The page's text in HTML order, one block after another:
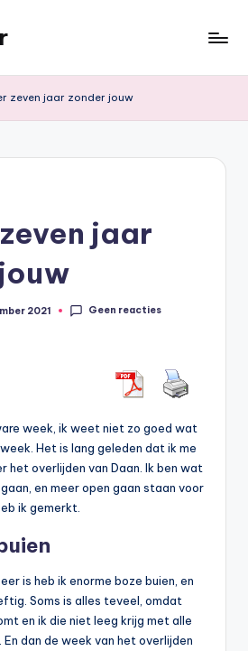
zeven jaar zonder jouw
jaar
2021
Geen reacties
week, ik weet niet zo goed wat
Het is lang geleden dat ik me
het overlijden van Daan. Ik ben wat
en meer open gaan staan voor
ik gemerkt.
is heb ik enorme boze buien, en
Soms is alles teveel, omdat
en ik die niet leeg krijg met alle
dan de week van het overlijden